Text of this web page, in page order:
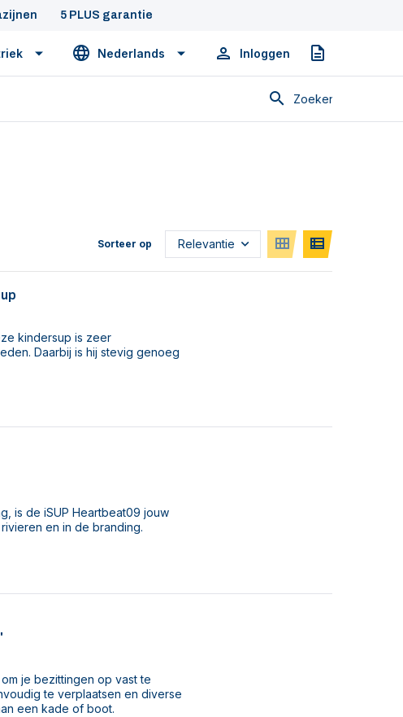
5 PLUS garantie
Nederlands Inloggen Offerte
Zoeken
Sorteer op
kindersup is zeer
Daarbij is hij stevig genoeg
is de iSUP Heartbeat09 jouw
en in de branding.
je bezittingen op vast te
te verplaatsen en diverse
een kade of boot.